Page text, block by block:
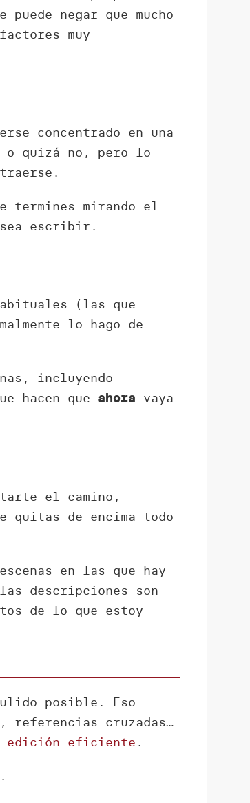
negar que mucho
muy
concentrado en una
o quizá no, pero lo
termines mirando el
escribir.
(las que
lo hago de
incluyendo
hacen que ahora vaya
el camino,
de encima todo
en las que hay
descripciones son
de lo que estoy
posible. Eso
cruzadas…
edición eficiente .